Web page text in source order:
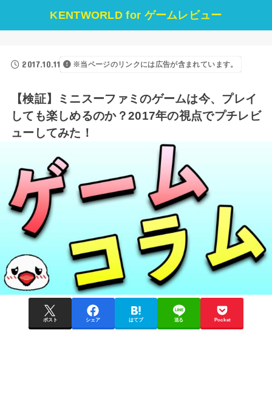
KENTWORLD for ゲームレビュー
2017.10.11 ※当ページのリンクには広告が含まれています。
【検証】ミニスーファミのゲームは今、プレイ
しても楽しめるのか？2017年の視点でプチレビ
ューしてみた！
ポスト シェア はてブ 送る Pocket